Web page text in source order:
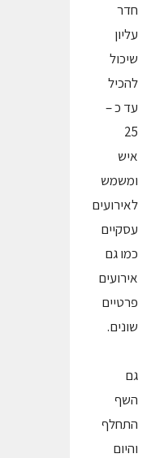
חדר
עליון
שיכול
להכיל
עד כ –
25
איש
ומשמש
לאירועים
עסקיים
כמו גם
אירועים
פרטיים
שונים.
גם
השף
התחלף
והיום